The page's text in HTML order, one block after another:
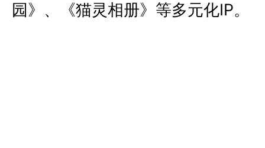
园》、《猫灵相册》等多元化IP。